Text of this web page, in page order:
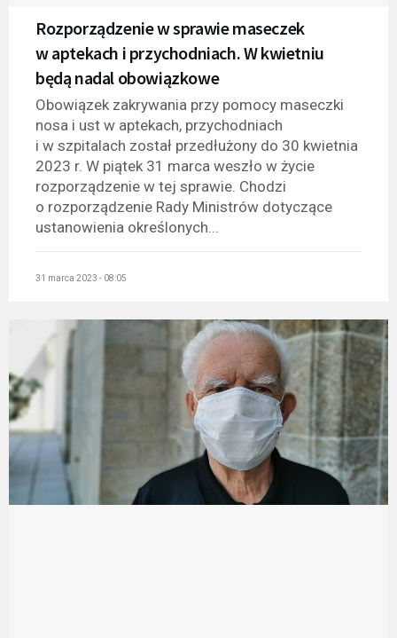
Rozporządzenie w sprawie maseczek
w aptekach i przychodniach. W kwietniu
będą nadal obowiązkowe
Obowiązek zakrywania przy pomocy maseczki
nosa i ust w aptekach, przychodniach
i w szpitalach został przedłużony do 30 kwietnia
2023 r. W piątek 31 marca weszło w życie
rozporządzenie w tej sprawie. Chodzi
o rozporządzenie Rady Ministrów dotyczące
ustanowienia określonych...
31 marca 2023 - 08:05